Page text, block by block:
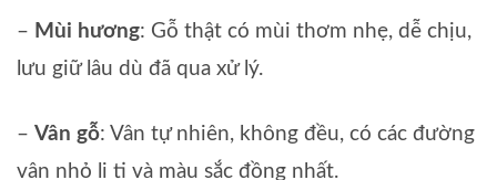
– Mùi hương: Gỗ thật có mùi thơm nhẹ, dễ chịu,
lưu giữ lâu dù đã qua xử lý.
– Vân gỗ: Vân tự nhiên, không đều, có các đường
vân nhỏ li ti và màu sắc đồng nhất.